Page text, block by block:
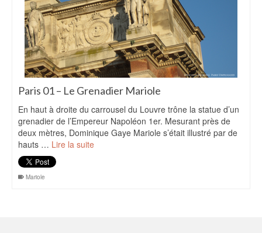
Paris 01 – Le Grenadier Mariole
En haut à droite du carrousel du Louvre trône la statue d’un
grenadier de l’Empereur Napoléon 1er. Mesurant près de
deux mètres, Dominique Gaye Mariole s’était illustré par de
hauts … Lire la suite
Mariole